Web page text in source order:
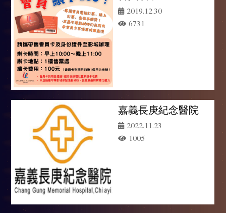
2019.12.30
6731
嘉義長庚紀念醫院
2022.11.23
1005